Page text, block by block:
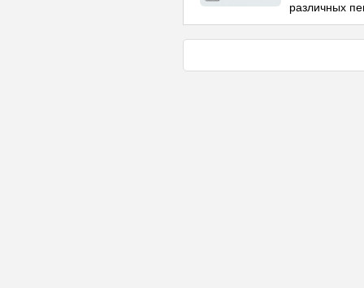
различных